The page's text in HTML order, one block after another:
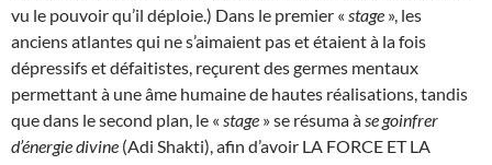
vu le pouvoir qu’il déploie.) Dans le premier « stage », les
anciens atlantes qui ne s’aimaient pas et étaient à la fois
dépressifs et défaitistes, reçurent des germes mentaux
permettant à une âme humaine de hautes réalisations, tandis
que dans le second plan, le « stage » se résuma à se goinfrer
d’énergie divine (Adi Shakti), afin d’avoir LA FORCE ET LA